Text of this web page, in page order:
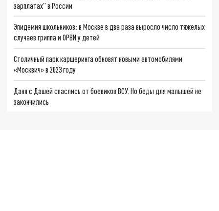
зарплатах" в России
Эпидемия школьников: в Москве в два раза выросло число тяжелых
случаев гриппа и ОРВИ у детей
Столичный парк каршеринга обновят новыми автомобилями
«Москвич» в 2023 году
Даня с Дашей спаслись от боевиков ВСУ. Но беды для малышей не
закончились